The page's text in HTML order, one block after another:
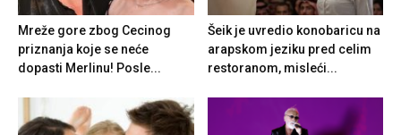
Mreže gore zbog Cecinog
priznanja koje se neće
dopasti Merlinu! Posle...
Šeik je uvredio konobaricu na
arapskom jeziku pred celim
restoranom, misleći...